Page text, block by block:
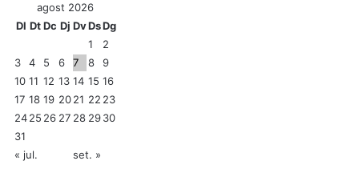
agost 2026
Dl DtDc Dj DvDsDg
1
2
3
4 5 6 7 8
9
10 11 12 13 14 15 16
17 18 19 2021 22 23
2425 26 27 28 2930
31
« jul.
set. »